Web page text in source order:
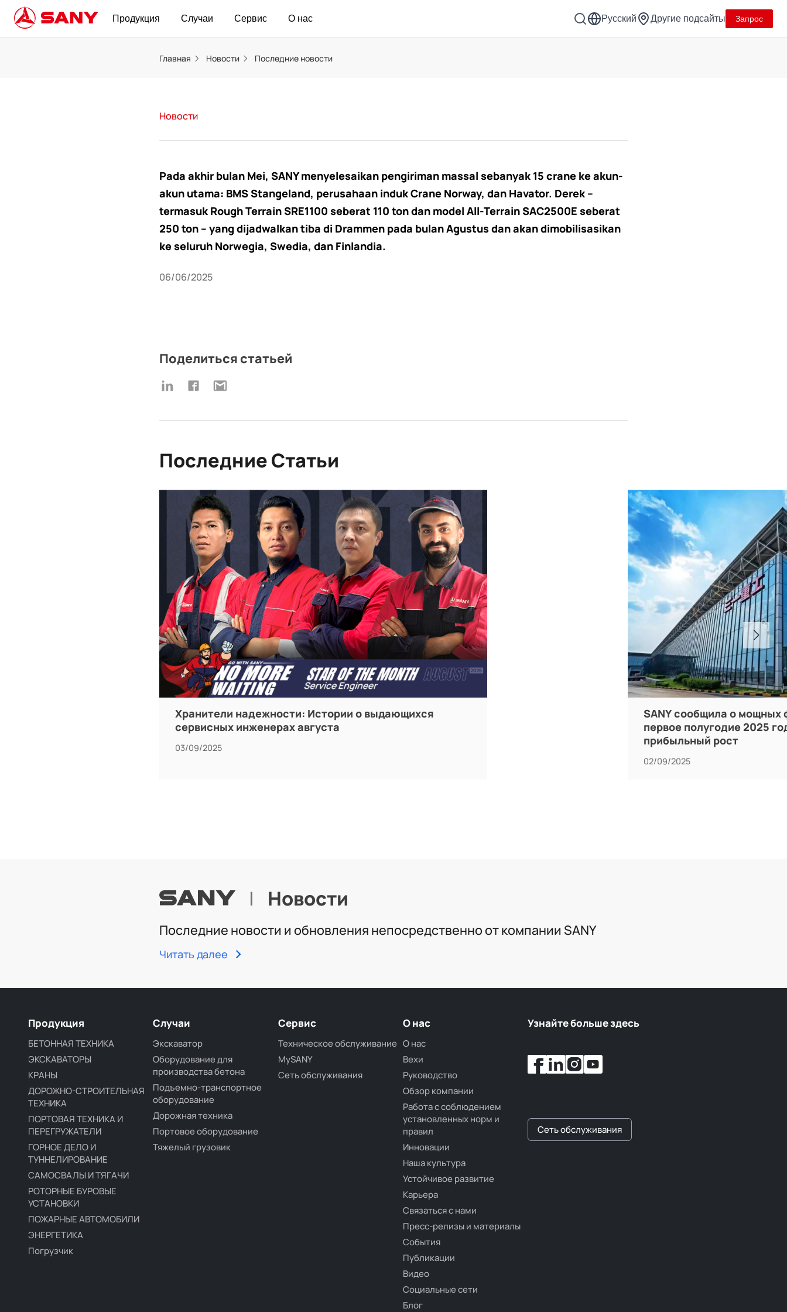
Продукция Случаи Сервис О нас Русский Другие подсайты Запрос
Главная Новости Последние новости
Новости
Pada akhir bulan Mei, SANY menyelesaikan pengiriman massal sebanyak 15 crane ke akun-
akun utama: BMS Stangeland, perusahaan induk Crane Norway, dan Havator. Derek –
termasuk Rough Terrain SRE1100 seberat 110 ton dan model All-Terrain SAC2500E seberat
250 ton – yang dijadwalkan tiba di Drammen pada bulan Agustus dan akan dimobilisasikan
ke seluruh Norwegia, Swedia, dan Finlandia.
06/06/2025
Поделиться статьей
Последние Статьи
Хранители надежности: Истории о выдающихся
сервисных инженерах августа
03/09/2025
SANY сообщила о мощных
первое полугодие 2025
прибыльный рост
02/09/2025
| Новости
Последние новости и обновления непосредственно от компании SANY
Читать далее
Продукция
БЕТОННАЯ ТЕХНИКА
ЭКСКАВАТОРЫ
КРАНЫ
ДОРОЖНО-СТРОИТЕЛЬНАЯ
ТЕХНИКА
ПОРТОВАЯ ТЕХНИКА И
ПЕРЕГРУЖАТЕЛИ
ГОРНОЕ ДЕЛО И
ТУННЕЛИРОВАНИЕ
САМОСВАЛЫ И ТЯГАЧИ
РОТОРНЫЕ БУРОВЫЕ
УСТАНОВКИ
ПОЖАРНЫЕ АВТОМОБИЛИ
ЭНЕРГЕТИКА
Погрузчик
Случаи
Экскаватор
Оборудование для
производства бетона
Подъемно-транспортное
оборудование
Дорожная техника
Портовое оборудование
Тяжелый грузовик
Сервис
Техническое обслуживание
MySANY
Сеть обслуживания
О нас
О нас
Вехи
Руководство
Обзор компании
Работа с соблюдением
установленных норм и
правил
Инновации
Наша культура
Устойчивое развитие
Карьера
Связаться с нами
Пресс-релизы и материалы
События
Публикации
Видео
Социальные сети
Блог
Узнайте больше здесь
Сеть обслуживания